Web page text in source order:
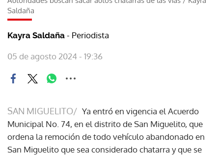
Saldaña
Kayra Saldaña - Periodista
05 de agosto 2024 - 19:36
SAN MIGUELITO/ Ya entró en vigencia el Acuerdo
Municipal No. 74, en el distrito de San Miguelito, que
ordena la remoción de todo vehículo abandonado en
San Miguelito que sea considerado chatarra y que se